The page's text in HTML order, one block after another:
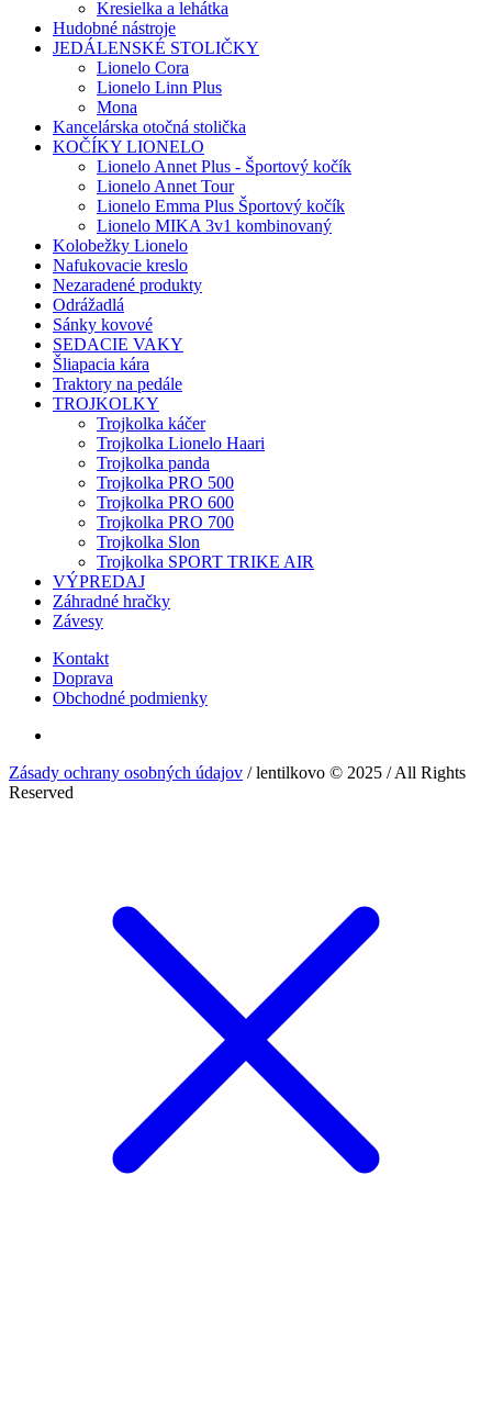
Kresielka a lehátka
Hudobné nástroje
JEDÁLENSKÉ STOLIČKY
Lionelo Cora
Lionelo Linn Plus
Mona
Kancelárska otočná stolička
KOČÍKY LIONELO
Lionelo Annet Plus - Športový kočík
Lionelo Annet Tour
Lionelo Emma Plus Športový kočík
Lionelo MIKA 3v1 kombinovaný
Kolobežky Lionelo
Nafukovacie kreslo
Nezaradené produkty
Odrážadlá
Sánky kovové
SEDACIE VAKY
Šliapacia kára
Traktory na pedále
TROJKOLKY
Trojkolka káčer
Trojkolka Lionelo Haari
Trojkolka panda
Trojkolka PRO 500
Trojkolka PRO 600
Trojkolka PRO 700
Trojkolka Slon
Trojkolka SPORT TRIKE AIR
VÝPREDAJ
Záhradné hračky
Závesy
Kontakt
Doprava
Obchodné podmienky
Zásady ochrany osobných údajov / lentilkovo © 2025 / All Rights
Reserved